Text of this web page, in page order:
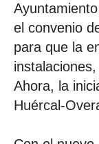
el convenio
para que la
Ahora, la
Huércal-